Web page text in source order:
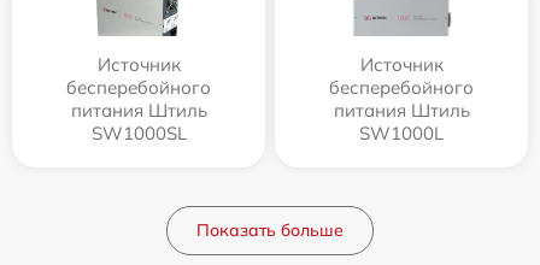
Источник
бесперебойного
питания Штиль
SW1000SL
Источник
бесперебойного
питания Штиль
SW1000L
Показать больше